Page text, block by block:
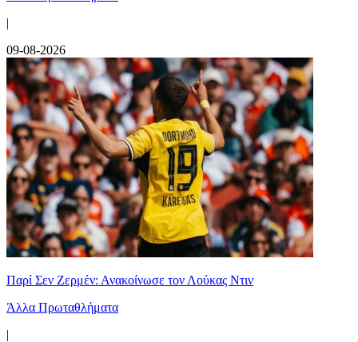
|
09-08-2026
Παρί Σεν Ζερμέν: Ανακοίνωσε τον Λούκας Ντιν
Άλλα Πρωταθλήματα
|